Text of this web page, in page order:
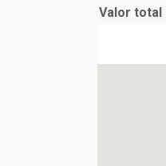
Valor total